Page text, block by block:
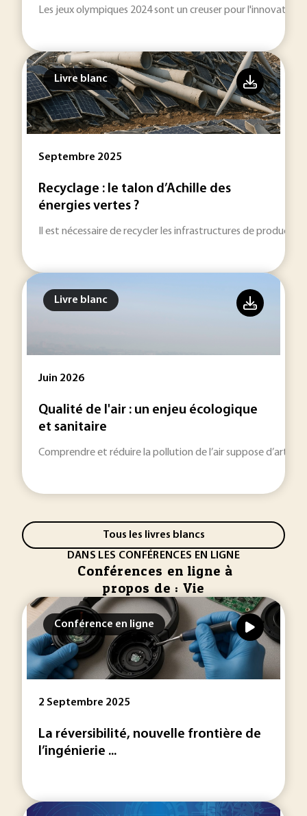
Les jeux olympiques 2024 sont un creuser pour l'innovation
Livre blanc
Septembre 2025
Recyclage : le talon d’Achille des
énergies vertes ?
Il est nécessaire de recycler les infrastructures de
Livre blanc
Juin 2026
Qualité de l'air : un enjeu écologique
et sanitaire
Comprendre et réduire la pollution de l’air suppose
Tous les livres blancs
DANS LES CONFÉRENCES EN LIGNE
Conférences en ligne à
propos de : Vie
Conférence en ligne
2 Septembre 2025
La réversibilité, nouvelle frontière de
l’ingénierie ...